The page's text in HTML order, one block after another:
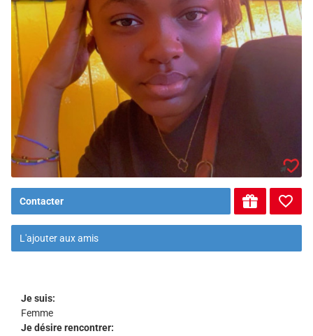
Contacter
L'ajouter aux amis
Je suis:
Femme
Je désire rencontrer: